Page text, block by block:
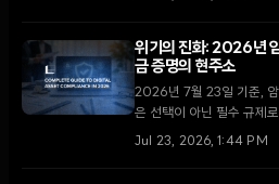
위기의 진화: 2026년
금 증명의 현주소
2026년 7월 23일 기준,
은 선택이 아닌 필수 규제
구하고 여전히 존재하는 '
Jul 23, 2026, 1:44 PM